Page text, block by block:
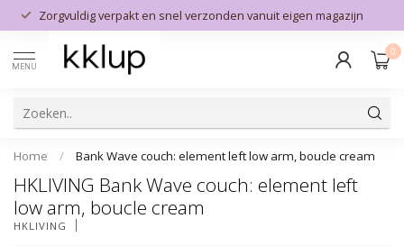
Zorgvuldig verpakt en snel verzonden vanuit eigen magazijn
MENU
0
Home / Bank Wave couch: element left low arm, boucle cream
HKLIVING Bank Wave couch: element left
low arm, boucle cream
HKLIVING